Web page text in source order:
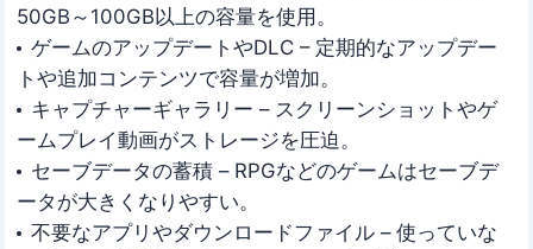
50GB～100GB以上の容量を使用。
ゲームのアップデートやDLC – 定期的なアップデー
トや追加コンテンツで容量が増加。
キャプチャーギャラリー – スクリーンショットやゲ
ームプレイ動画がストレージを圧迫。
セーブデータの蓄積 – RPGなどのゲームはセーブデ
ータが大きくなりやすい。
不要なアプリやダウンロードファイル – 使っていな